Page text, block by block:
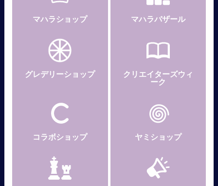
マハラショップ マハラバザール
グレデリーショップ
クリエイターズウィ
ーク
コラボショップ ヤミショップ